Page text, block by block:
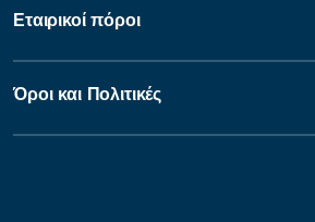
Εταιρικοί πόροι
Όροι και Πολιτικές